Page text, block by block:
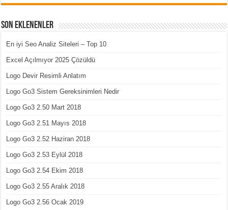
Son Eklenenler
En iyi Seo Analiz Siteleri – Top 10
Excel Açılmıyor 2025 Çözüldü
Logo Devir Resimli Anlatım
Logo Go3 Sistem Gereksinimleri Nedir
Logo Go3 2.50 Mart 2018
Logo Go3 2.51 Mayıs 2018
Logo Go3 2.52 Haziran 2018
Logo Go3 2.53 Eylül 2018
Logo Go3 2.54 Ekim 2018
Logo Go3 2.55 Aralık 2018
Logo Go3 2.56 Ocak 2019